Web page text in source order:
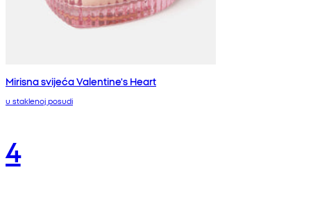
Mirisna svijeća Valentine's Heart
u staklenoj posudi
4